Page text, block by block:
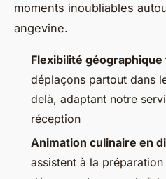
moments inoubliables
angevine.
Flexibilité géographique
déplaçons partout dans
delà, adaptant notre
réception
Animation culinaire en
assistent à la